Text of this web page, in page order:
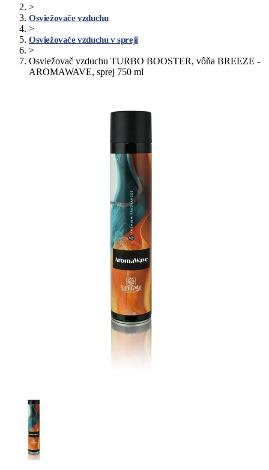
>
Osviežovače vzduchu
>
Osviežovače vzduchu v spreji
>
Osviežovač vzduchu TURBO BOOSTER, vôňa BREEZE -
AROMAWAVE, sprej 750 ml